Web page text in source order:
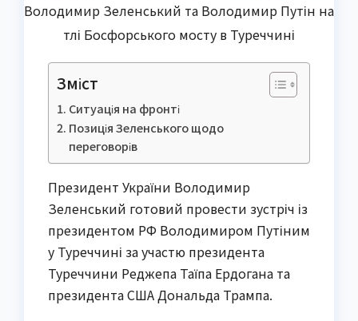
Володимир Зеленський та Володимир Путін на
тлі Босфорського мосту в Туреччині
Зміст
Ситуація на фронті
Позиція Зеленського щодо
переговорів
Президент України Володимир
Зеленський готовий провести зустріч із
президентом РФ Володимиром Путіним
у Туреччині за участю президента
Туреччини Реджепа Таїпа Ердогана та
президента США Дональда Трампа.